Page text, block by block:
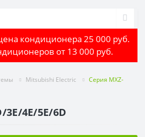
кондиционера 25 000 руб.
от 13 000 руб.
Mitsubishi Electric
Серия MXZ-
3E/4E/5E/6D